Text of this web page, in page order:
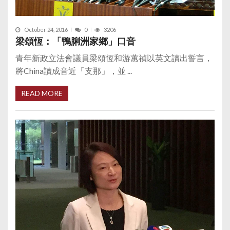
October 24, 2016 0 3206
梁頌恆：「鴨脷洲家鄉」口音
青年新政立法會議員梁頌恆和游蕙禎以英文讀出誓言，
將China讀成音近「支那」，並 ...
READ MORE